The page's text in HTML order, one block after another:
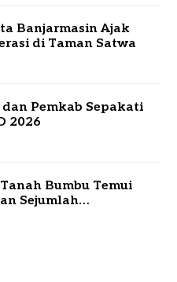
Banjarmasin Ajak
di Taman Satwa
Pemkab Sepakati
2026
Bumbu Temui
Sejumlah